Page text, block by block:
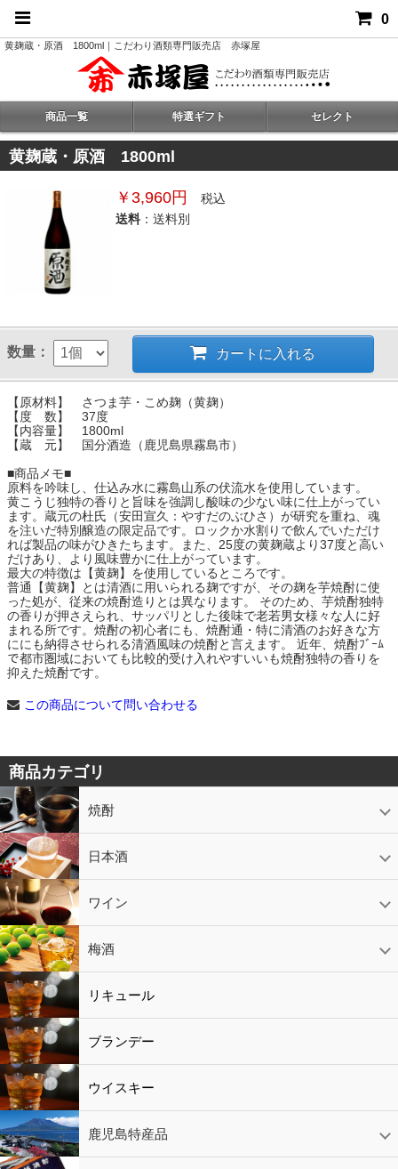
0
黄麹蔵・原酒 1800ml｜こだわり酒類専門販売店 赤塚屋
商品一覧 特選ギフト セレクト
黄麹蔵・原酒 1800ml
￥3,960円
税込
送料 ：送料別
数量： カートに入れる
【原材料】 さつま芋・こめ麹（黄麹）
【度 数】 37度
【内容量】 1800ml
【蔵 元】 国分酒造（鹿児島県霧島市）
■商品メモ■
原料を吟味し、仕込み水に霧島山系の伏流水を使用しています。
黄こうじ独特の香りと旨味を強調し酸味の少ない味に仕上がってい
ます。蔵元の杜氏（安田宣久：やすだのぶひさ）が研究を重ね、魂
を注いだ特別醸造の限定品です。ロックか水割りで飲んでいただけ
れば製品の味がひきたちます。また、25度の黄麹蔵より37度と高い
だけあり、より風味豊かに仕上がっています。
最大の特徴は【黄麹】を使用しているところです。
普通【黄麹】とは清酒に用いられる麹ですが、その麹を芋焼酎に使
った処が、従来の焼酎造りとは異なります。 そのため、芋焼酎独特
の香りが押さえられ、サッパリとした後味で老若男女様々な人に好
まれる所です。焼酎の初心者にも、焼酎通・特に清酒のお好きな方
ににも納得させられる清酒風味の焼酎と言えます。 近年、焼酎ﾌﾞｰﾑ
で都市圏域においても比較的受け入れやすいいも焼酎独特の香りを
抑えた焼酎です。
この商品について問い合わせる
商品カテゴリ
焼酎
芋焼酎
かめ壷入り焼酎
黒糖焼酎
米焼酎
麦焼酎
そば焼酎
泡盛
とうもろこし焼酎
ギフトコーナー
セットコーナー
益々繁盛
鹿児島限定 日本酒
日本酒
スパークリング
ギフト ワイン
赤ワイン
白ワイン
ロゼワイン
スパークリング
シャンパン 梅酒
梅酒
シャンパン
リキュール リキュール
ブランデー
ウイスキー
鹿児島特産品